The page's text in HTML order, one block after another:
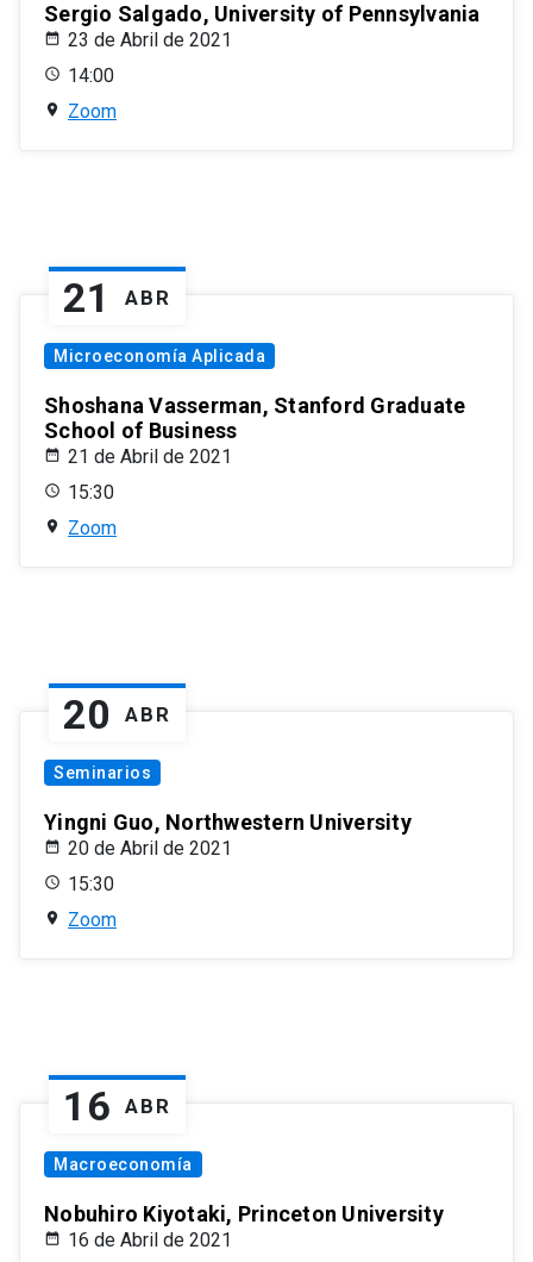
Sergio Salgado, University of Pennsylvania
23 de Abril de 2021
14:00
Zoom
21 ABR
Microeconomía Aplicada
Shoshana Vasserman, Stanford Graduate
School of Business
21 de Abril de 2021
15:30
Zoom
20 ABR
Seminarios
Yingni Guo, Northwestern University
20 de Abril de 2021
15:30
Zoom
16 ABR
Macroeconomía
Nobuhiro Kiyotaki, Princeton University
16 de Abril de 2021